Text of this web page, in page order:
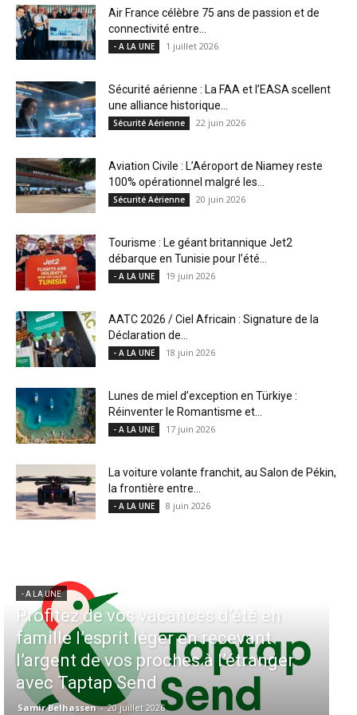
Air France célèbre 75 ans de passion et de
connectivité entre...
- A LA UNE 1 juillet 2026
Sécurité aérienne : La FAA et l’EASA scellent
une alliance historique...
Sécurité Aérienne 22 juin 2026
Aviation Civile : L’Aéroport de Niamey reste
100% opérationnel malgré les...
Sécurité Aérienne 20 juin 2026
Tourisme : Le géant britannique Jet2
débarque en Tunisie pour l’été...
- A LA UNE 19 juin 2026
AATC 2026 / Ciel Africain : Signature de la
Déclaration de...
- A LA UNE 18 juin 2026
Lunes de miel d’exception en Türkiye :
Réinventer le Romantisme et...
- A LA UNE 17 juin 2026
La voiture volante franchit, au Salon de Pékin,
la frontière entre...
- A LA UNE 8 juin 2026
- A LA UNE
Aérien & Stratégie : Comment
Air Maroc fait de la diaspora
européenne le moteur de son
Casablanca
Samir Belhassen - 4 août 2026
en